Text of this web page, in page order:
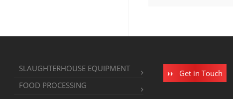
SLAUGHTERHOUSE EQUIPMENT
FOOD PROCESSING
Get in Touch